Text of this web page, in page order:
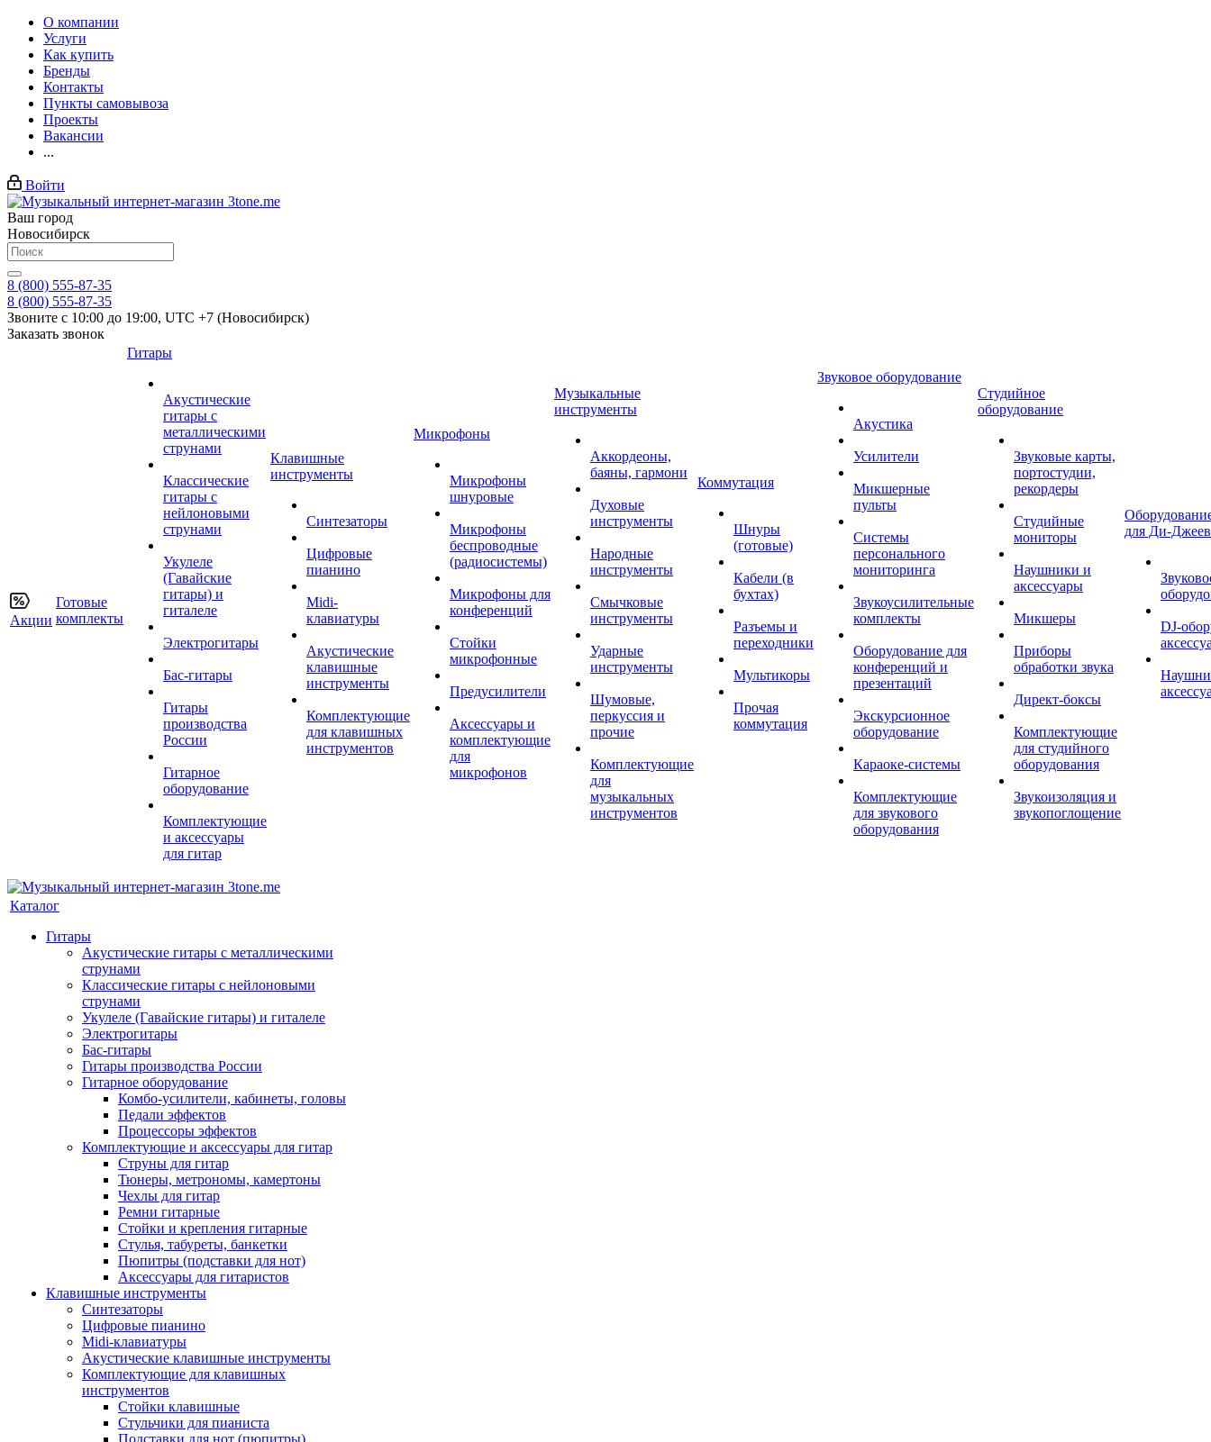
О компании
Услуги
Как купить
Бренды
Контакты
Пункты самовывоза
Проекты
Вакансии
...
Войти
Ваш город
Новосибирск
8 (800) 555-87-35
8 (800) 555-87-35
Звоните с 10:00 до 19:00, UTC +7 (Новосибирск)
Заказать звонок
Акции
Готовые
комплекты
Гитары
Акустические
гитары с
металлическими
струнами
Классические
гитары с
нейлоновыми
струнами
Укулеле
(Гавайские
гитары) и
гиталеле
Электрогитары
Бас-гитары
Гитары
производства
России
Гитарное
оборудование
Комплектующие
и аксессуары
для гитар
Клавишные
инструменты
Синтезаторы
Цифровые
пианино
Midi-
клавиатуры
Акустические
клавишные
инструменты
Комплектующие
для клавишных
инструментов
Микрофоны
Микрофоны
шнуровые
Микрофоны
беспроводные
(радиосистемы)
Микрофоны для
конференций
Стойки
микрофонные
Предусилители
Аксессуары и
комплектующие
для
микрофонов
Музыкальные
инструменты
Аккордеоны,
баяны, гармони
Духовые
инструменты
Народные
инструменты
Смычковые
инструменты
Ударные
инструменты
Шумовые,
перкуссия и
прочие
Комплектующие
для
музыкальных
инструментов
Коммутация
Шнуры
(готовые)
Кабели (в
бухтах)
Разъемы и
переходники
Мультикоры
Прочая
коммутация
Звуковое оборудование
Акустика
Усилители
Микшерные
пульты
Системы
персонального
мониторинга
Звукоусилительные
комплекты
Оборудование для
конференций и
презентаций
Экскурсионное
оборудование
Караоке-системы
Комплектующие
для звукового
оборудования
Студийное
оборудование
Звуковые карты,
портостудии,
рекордеры
Студийные
мониторы
Наушники и
аксессуары
Микшеры
Приборы
обработки звука
Директ-боксы
Комплектующие
для студийного
оборудования
Звукоизоляция и
звукопоглощение
для Ди-Джеев
DJ-
Каталог
Гитары
Акустические гитары с металлическими
струнами
Классические гитары с нейлоновыми
струнами
Укулеле (Гавайские гитары) и гиталеле
Электрогитары
Бас-гитары
Гитары производства России
Гитарное оборудование
Комбо-усилители, кабинеты, головы
Педали эффектов
Процессоры эффектов
Комплектующие и аксессуары для гитар
Струны для гитар
Тюнеры, метрономы, камертоны
Чехлы для гитар
Ремни гитарные
Стойки и крепления гитарные
Стулья, табуреты, банкетки
Пюпитры (подставки для нот)
Аксессуары для гитаристов
Клавишные инструменты
Синтезаторы
Цифровые пианино
Midi-клавиатуры
Акустические клавишные инструменты
Комплектующие для клавишных
инструментов
Стойки клавишные
Стульчики для пианиста
Подставки для нот (пюпитры)